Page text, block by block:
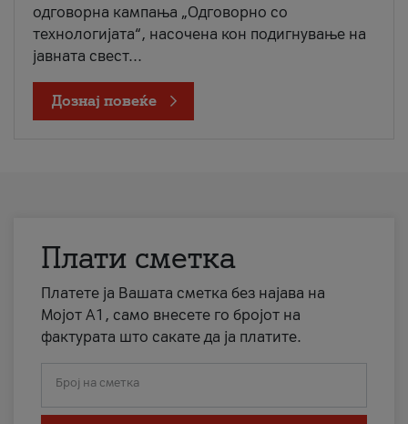
одговорна кампања „Одговорно со
технологијата“, насочена кон подигнување на
јавната свест...
Дознај повеќе
Плати сметка
Платете ја Вашата сметка без најава на
Мојот А1, само внесете го бројот на
фактурата што сакате да ја платите.
Број на сметка